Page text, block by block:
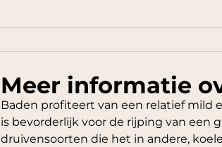
Meer informatie
Baden profiteert van een relatief mild
is bevorderlijk voor de rijping van een
druivensoorten die het in andere,